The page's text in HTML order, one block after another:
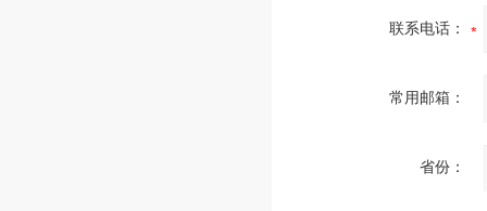
联系电话：
常用邮箱：
省份：